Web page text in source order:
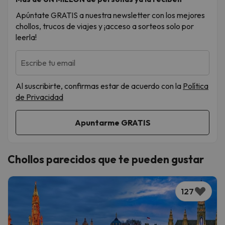
Apúntate GRATIS a nuestra newsletter con los mejores
chollos, trucos de viajes y ¡acceso a sorteos solo por
leerla!
Escribe tu email
Al suscribirte, confirmas estar de acuerdo con la Política
de Privacidad
Chollos parecidos que te pueden gustar
127